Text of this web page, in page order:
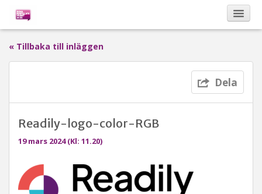
Sponsorer
Vinnare
« Tillbaka till inläggen
Dela
Readily-logo-color-RGB
19 mars 2024 (Kl: 11.20)